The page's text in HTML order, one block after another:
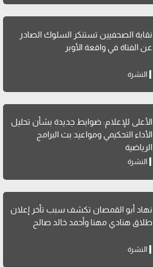
نقابة الصحفيين تستنكر السلوك الصادر
عن الفتاة في واقعة الأوبر
النشرة
الأعلى للإعلام: ضوابط جديدة بشأن تحليل
الأداء التحكيمي ومواعيد بث البرامج
الرياضية
النشرة
نهاد أبو القمصان تكشف سبب تأخر إعلان
طلاق هنادي مهنا وأحمد خالد صالح
النشرة